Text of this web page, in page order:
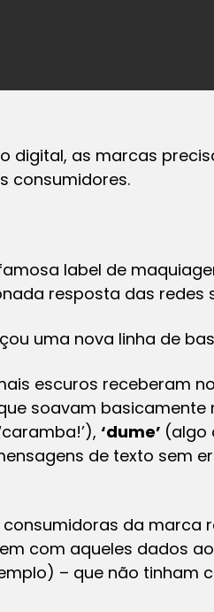
digital, as marcas
consumidores.
label de
resposta das redes
uma nova linha de
escuros receberam
soavam basicamente
‘dume’ (algo
de texto sem
da marca
com aqueles dados
– que não tinham